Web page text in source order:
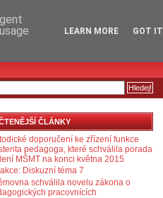
ČLÁNKY
doporučení ke zřízení funkce
pedagoga, které schválila porada
MŠMT na konci května 2015
Diskuzní téma 7
schválila novelu zákona o
pracovnících
LEARN MORE GOT IT